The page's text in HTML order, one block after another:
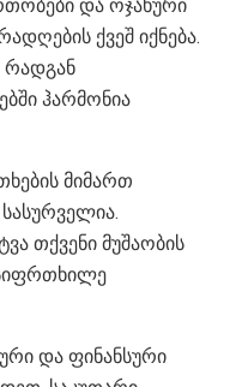
და ოჯახური
ქვეშ იქნება.
რადგან
ჰარმონია
მიმართ
თქვენი მუშაობის
სიფრთხილე
და ფინანსური